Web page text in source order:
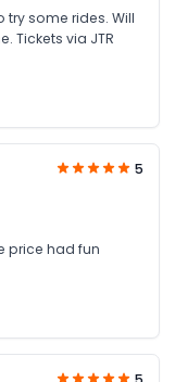
some rides. Will
Tickets via JTR
5
price had fun